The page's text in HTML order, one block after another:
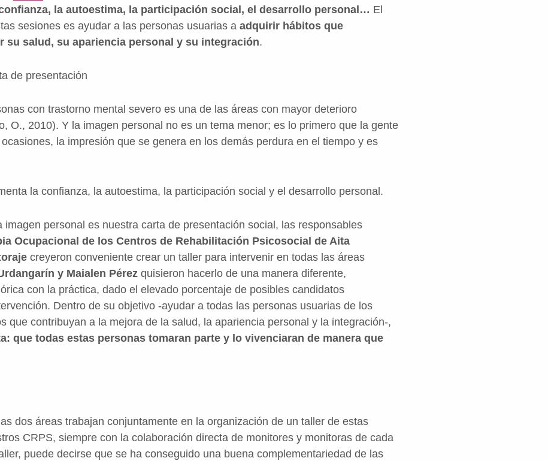
la autoestima, la participación social, el desarrollo personal… El
sesiones es ayudar a las personas usuarias a adquirir hábitos que
su salud, su apariencia personal y su integración.
de presentación
con trastorno mental severo es una de las áreas con mayor deterioro
O., 2010). Y la imagen personal no es un tema menor; es lo primero que la gente
la impresión que se genera en los demás perdura en el tiempo y es
la confianza, la autoestima, la participación social y el desarrollo personal.
imagen personal es nuestra carta de presentación social, las responsables
Ocupacional de los Centros de Rehabilitación Psicosocial de Aita
creyeron conveniente crear un taller para intervenir en todas las áreas
y Maialen Pérez quisieron hacerlo de una manera diferente,
con la práctica, dado el elevado porcentaje de posibles candidatos
Dentro de su objetivo -ayudar a todas las personas usuarias de los
que contribuyan a la mejora de la salud, la apariencia personal y la integración-,
que todas estas personas tomaran parte y lo vivenciaran de manera que
dos áreas trabajan conjuntamente en la organización de un taller de estas
CRPS, siempre con la colaboración directa de monitores y monitoras de cada
puede decirse que se ha conseguido una buena complementariedad de las